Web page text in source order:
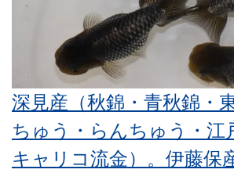
深見産（秋錦・青秋錦・
ちゅう・らんちゅう・江
キャリコ流金）。伊藤保